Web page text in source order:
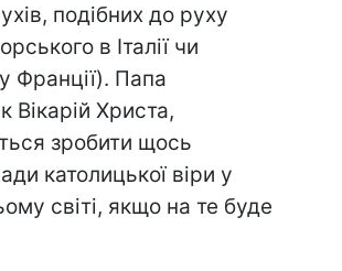
подібних до руху
в Італії чи
Франції). Папа
Вікарій Христа,
зробити щось
католицької віри у
світі, якщо на те буде